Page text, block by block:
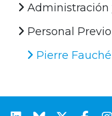
Administración
Personal Previo
Pierre Fauché